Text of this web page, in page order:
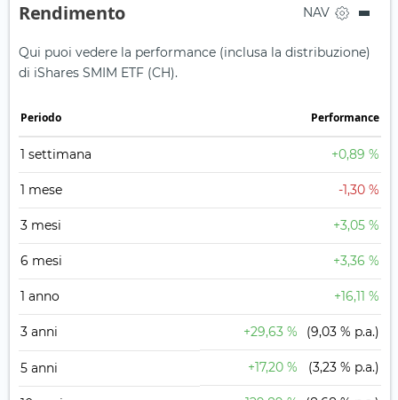
Rendimento NAV
Qui puoi vedere la performance (inclusa la distribuzione)
di iShares SMIM ETF (CH).
Periodo Performance
1 settimana +0,89 %
1 mese -1,30 %
3 mesi +3,05 %
6 mesi +3,36 %
1 anno +16,11 %
3 anni +29,63 % (9,03 % p.a.)
5 anni +17,20 % (3,23 % p.a.)